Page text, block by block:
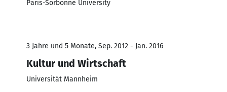
Paris-Sorbonne University
3 Jahre und 5 Monate, Sep. 2012 - Jan. 2016
Kultur und Wirtschaft
Universität Mannheim